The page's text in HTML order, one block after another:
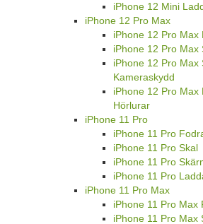
iPhone 12 Mini
iPhone 12 Pro Max
iPhone 12 Pro Max
iPhone 12 Pro Max
iPhone 12 Pro Max
Kameraskydd
iPhone 12 Pro Max
Hörlurar
iPhone 11 Pro
iPhone 11 Pro
iPhone 11 Pro Skal
iPhone 11 Pro
iPhone 11 Pro
iPhone 11 Pro Max
iPhone 11 Pro Max
iPhone 11 Pro Max